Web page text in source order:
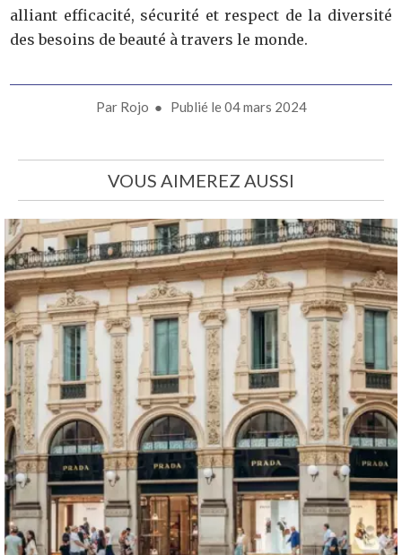
alliant efficacité, sécurité et respect de la diversité
des besoins de beauté à travers le monde.
Par Rojo ● Publié le04 mars 2024
VOUS AIMEREZ AUSSI